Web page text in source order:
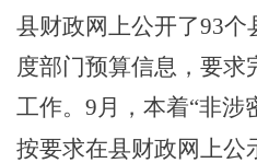
县财政网上公开了93个
度部门预算信息， 要求
工作。 9月，本着“非涉
按要求在县财政网上公